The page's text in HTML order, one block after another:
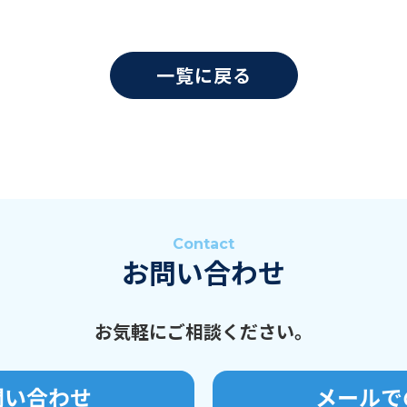
一覧に戻る
Contact
お問い合わせ
お気軽にご相談ください。